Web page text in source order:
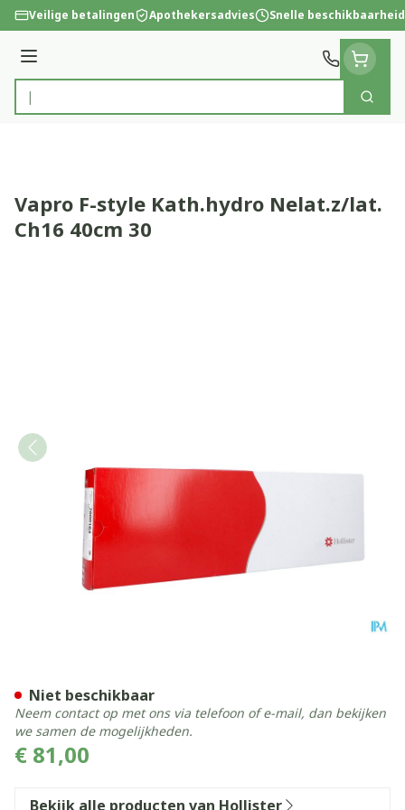
Ga naar de inhoud
Veilige betalingen Apothekersadvies Snelle beschikbaarheid
Menu
Product, merk, categorie...
Zoek
Vapro F-style Kath.hydro Nelat.z/lat.
Ch16 40cm 30
€ 81,00
Niet beschikbaar
Neem contact op met ons via telefoon of e-mail, dan bekijken
we samen de mogelijkheden.
Bekijk alle producten van Hollister